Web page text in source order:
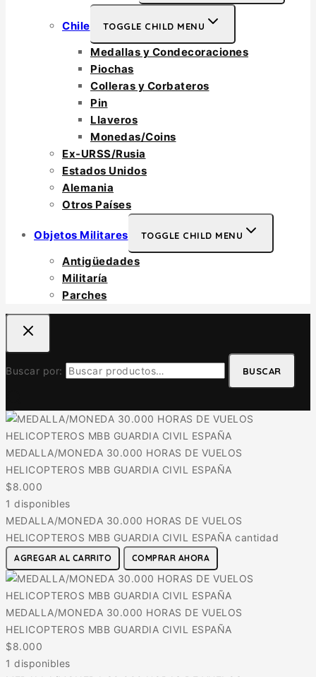
Chile TOGGLE CHILD MENU
Medallas y Condecoraciones
Piochas
Colleras y Corbateros
Pin
Llaveros
Monedas/Coins
Ex-URSS/Rusia
Estados Unidos
Alemania
Otros Países
Objetos Militares TOGGLE CHILD MENU
Antigüedades
Militaría
Parches
Buscar por: BUSCAR
MEDALLA/MONEDA 30.000 HORAS DE VUELOS
HELICOPTEROS MBB GUARDIA CIVIL ESPAÑA
$8.000
1 disponibles
MEDALLA/MONEDA 30.000 HORAS DE VUELOS
HELICOPTEROS MBB GUARDIA CIVIL ESPAÑA cantidad
AGREGAR AL CARRITO COMPRAR AHORA
MEDALLA/MONEDA 30.000 HORAS DE VUELOS
HELICOPTEROS MBB GUARDIA CIVIL ESPAÑA
$8.000
1 disponibles